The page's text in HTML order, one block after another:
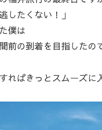
したくない！」
僕は
前の到着を目指したの
ればきっとスムーズに